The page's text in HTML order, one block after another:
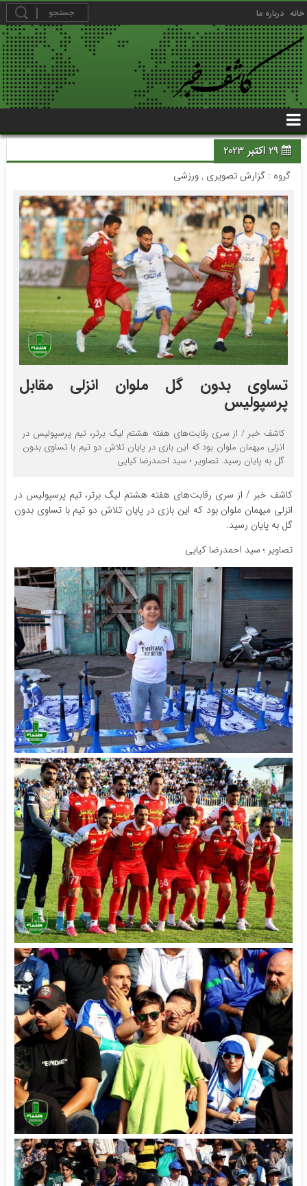
خانه درباره ما
29 اکتبر 2023
گروه :گزارش تصویری ,ورزشی
تساوی بدون گل ملوان انزلی مقابل
پرسپولیس
کاشف خبر / از سری رقابت‌های هفته هشتم لیگ برتر، تیم پرسپولیس در
انزلی میهمان ملوان بود که این بازی در پایان تلاش دو تیم با تساوی بدون
گل به پایان رسید. تصاویر ؛ سید احمدرضا کیایی
کاشف خبر / از سری رقابت‌های هفته هشتم لیگ برتر، تیم پرسپولیس در
انزلی میهمان ملوان بود که این بازی در پایان تلاش دو تیم با تساوی بدون
گل به پایان رسید.
تصاویر ؛ سید احمدرضا کیایی